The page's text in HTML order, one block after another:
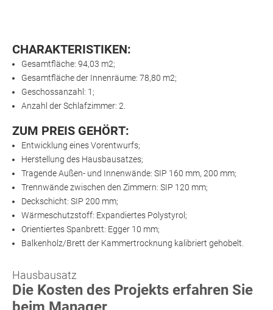
CHARAKTERISTIKEN:
Gesamtfläche: 94,03 m2;
Gesamtfläche der Innenräume: 78,80 m2;
Geschossanzahl: 1;
Anzahl der Schlafzimmer: 2.
ZUM PREIS GEHÖRT:
Entwicklung eines Vorentwurfs;
Herstellung des Hausbausatzes;
Tragende Außen- und Innenwände: SIP 160 mm, 200 mm;
Trennwände zwischen den Zimmern: SIP 120 mm;
Deckschicht: SIP 200 mm;
Wärmeschutzstoff: Expandiertes Polystyrol;
Orientiertes Spanbrett: Egger 10 mm;
Balkenholz/Brett der Kammertrocknung kalibriert gehobelt.
Hausbausatz
Die Kosten des Projekts erfahren Sie